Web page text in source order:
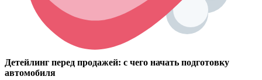
Детейлинг перед продажей: с чего начать подготовку
автомобиля